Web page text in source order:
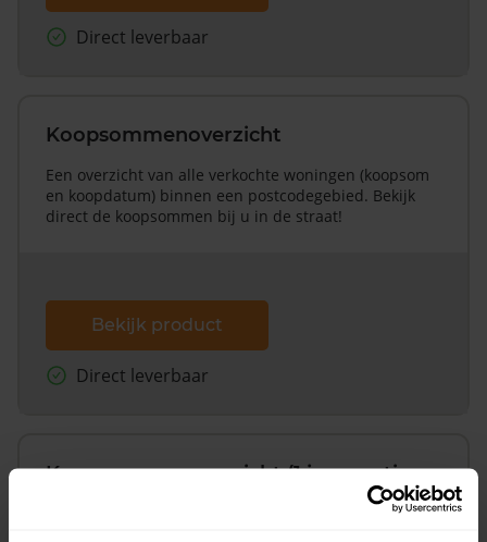
Direct leverbaar
Koopsommenoverzicht
Een overzicht van alle verkochte woningen (koopsom
en koopdatum) binnen een postcodegebied. Bekijk
direct de koopsommen bij u in de straat!
Bekijk product
Direct leverbaar
Koopsommenoverzicht (1 jaar gratis